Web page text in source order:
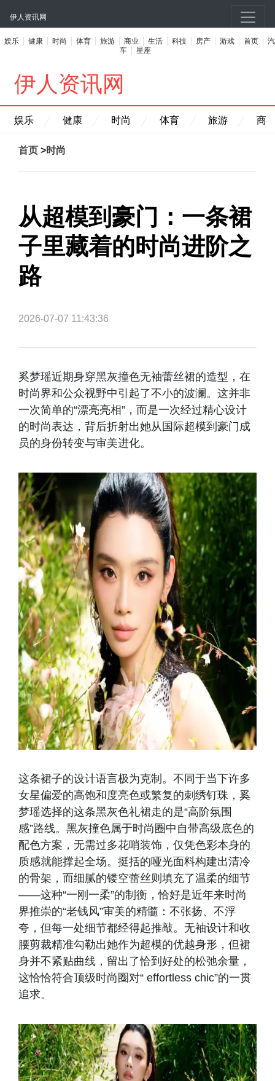
伊人资讯网
娱乐 健康 时尚 体育 旅游 商业 生活 科技 房产 游戏 首页
汽
车
星座
伊人资讯网
娱乐 健康 时尚 体育 旅游 商
首页 >时尚
从超模到豪门：一条裙
子里藏着的时尚进阶之
路
2026-07-07 11:43:36
奚梦瑶近期身穿黑灰撞色无袖蕾丝裙的造型，在
时尚界和公众视野中引起了不小的波澜。这并非
一次简单的“漂亮亮相”，而是一次经过精心设计
的时尚表达，背后折射出她从国际超模到豪门成
员的身份转变与审美进化。
这条裙子的设计语言极为克制。不同于当下许多
女星偏爱的高饱和度亮色或繁复的刺绣钉珠，奚
梦瑶选择的这条黑灰色礼裙走的是“高阶氛围
感”路线。黑灰撞色属于时尚圈中自带高级底色的
配色方案，无需过多花哨装饰，仅凭色彩本身的
质感就能撑起全场。挺括的哑光面料构建出清冷
的骨架，而细腻的镂空蕾丝则填充了温柔的细节
——这种“一刚一柔”的制衡，恰好是近年来时尚
界推崇的“老钱风”审美的精髓：不张扬、不浮
夸，但每一处细节都经得起推敲。无袖设计和收
腰剪裁精准勾勒出她作为超模的优越身形，但裙
身并不紧贴曲线，留出了恰到好处的松弛余量，
这恰恰符合顶级时尚圈对“ effortless chic”的一贯
追求。